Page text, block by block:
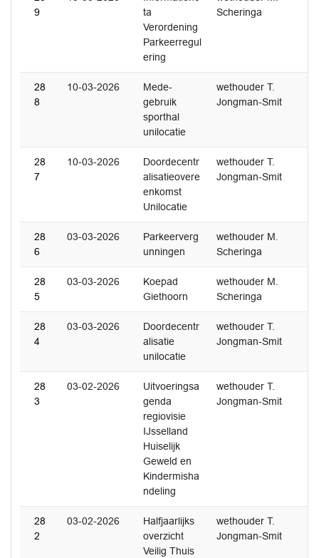
9
ta
Verordening
Parkeerregul
ering
Scheringa
28
8
10-03-2026
Mede-
gebruik
sporthal
unilocatie
wethouder T.
Jongman-Smit
28
7
10-03-2026
Doordecentr
alisatieovere
enkomst
Unilocatie
wethouder T.
Jongman-Smit
28
6
03-03-2026
Parkeerverg
unningen
wethouder M.
Scheringa
28
5
03-03-2026
Koepad
Giethoorn
wethouder M.
Scheringa
28
4
03-03-2026
Doordecentr
alisatie
unilocatie
wethouder T.
Jongman-Smit
28
3
03-02-2026
Uitvoeringsa
genda
regiovisie
IJsselland
Huiselijk
Geweld en
Kindermisha
ndeling
wethouder T.
Jongman-Smit
28
2
03-02-2026
Halfjaarlijks
overzicht
Veilig Thuis
wethouder T.
Jongman-Smit